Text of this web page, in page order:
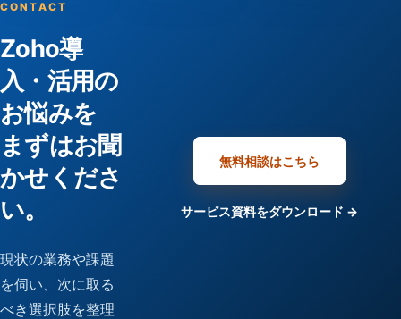
CONTACT
Zoho導
入・活用の
お悩みを
まずはお聞
かせくださ
い。
現状の業務や課題
を伺い、次に取る
べき選択肢を整理
無料相談はこちら
サービス資料をダウンロード →